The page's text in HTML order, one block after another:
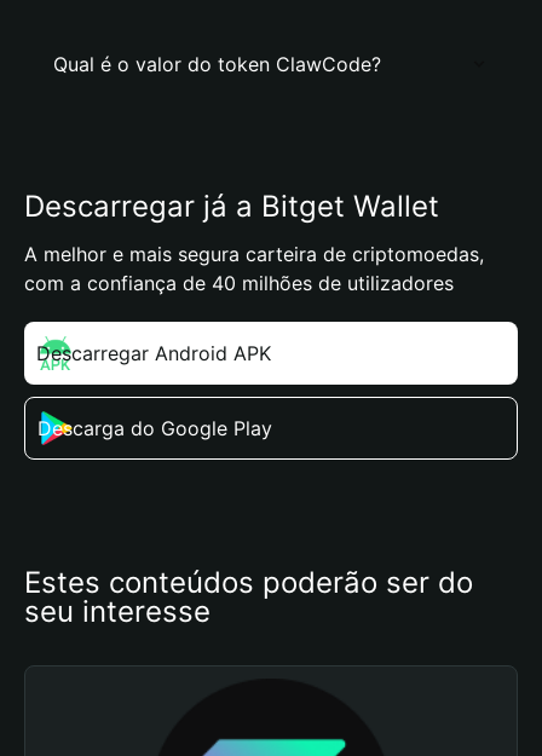
Qual é o valor do token ClawCode?
Descarregar já a Bitget Wallet
A melhor e mais segura carteira de criptomoedas,
com a confiança de 40 milhões de utilizadores
Descarregar Android APK
Descarga do Google Play
Estes conteúdos poderão ser do
seu interesse